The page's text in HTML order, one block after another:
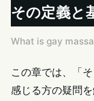
その定義と
What is gay
この章では、「
感じる方の疑問